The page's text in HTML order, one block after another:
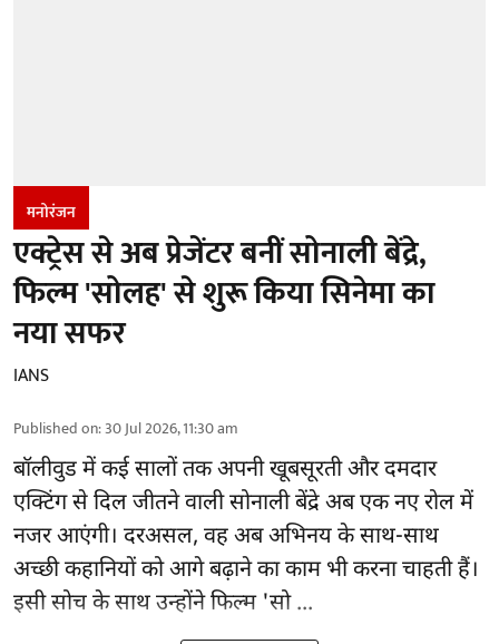
मनोरंजन
एक्ट्रेस से अब प्रेजेंटर बनीं सोनाली बेंद्रे,
फिल्म 'सोलह' से शुरू किया सिनेमा का
नया सफर
IANS
Published on:30 Jul 2026, 11:30 am
बॉलीवुडमें कई सालों तक अपनी खूबसूरती और दमदार
एक्टिंग से दिल जीतने वाली सोनाली बेंद्रे अब एक नए रोल में
नजर आएंगी। दरअसल, वह अब अभिनय के साथ-साथ
अच्छी कहानियों को आगे बढ़ाने का काम भी करना चाहती हैं।
इसी सोच के साथ उन्होंने फिल्म 'सो ...